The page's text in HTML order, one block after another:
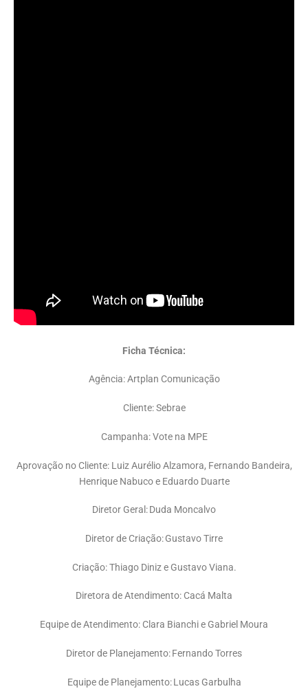
Ficha Técnica:
Agência: Artplan Comunicação
Cliente: Sebrae
Campanha: Vote na MPE
Aprovação no Cliente: Luiz Aurélio Alzamora, Fernando Bandeira,
Henrique Nabuco e Eduardo Duarte
Diretor Geral: Duda Moncalvo
Diretor de Criação: Gustavo Tirre
Criação: Thiago Diniz e Gustavo Viana.
Diretora de Atendimento: Cacá Malta
Equipe de Atendimento: Clara Bianchi e Gabriel Moura
Diretor de Planejamento: Fernando Torres
Equipe de Planejamento: Lucas Garbulha